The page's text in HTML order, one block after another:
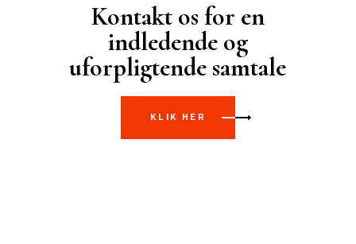
Kontakt os for en
indledende og
uforpligtende samtale
KLIK HER